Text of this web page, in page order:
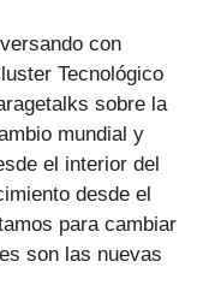
con
Tecnológico
sobre la
mundial y
el interior del
desde el
para cambiar
son las nuevas